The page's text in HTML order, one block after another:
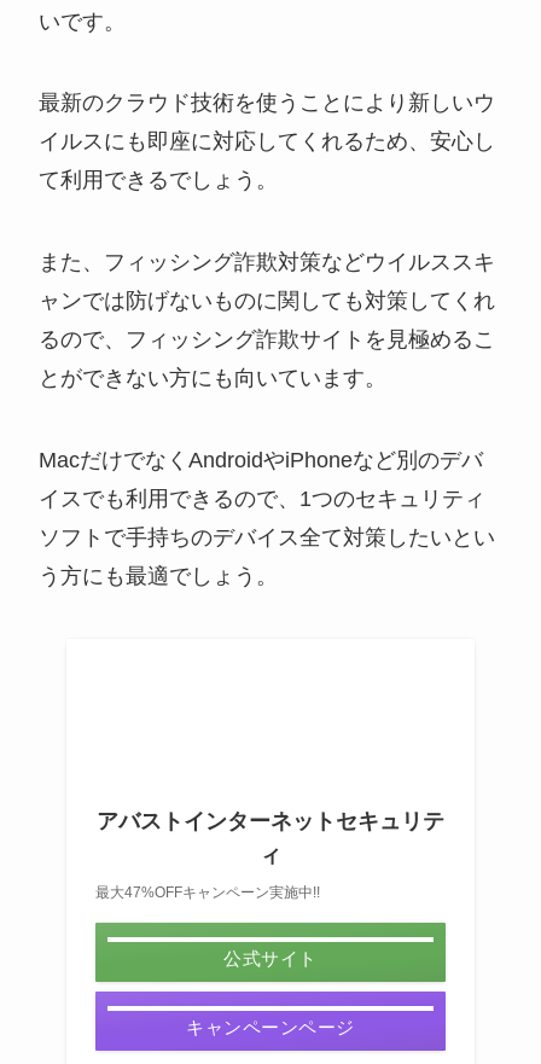
いです。
最新のクラウド技術を使うことにより新しいウ
イルスにも即座に対応してくれるため、安心し
て利用できるでしょう。
また、フィッシング詐欺対策などウイルススキ
ャンでは防げないものに関しても対策してくれ
るので、フィッシング詐欺サイトを見極めるこ
とができない方にも向いています。
MacだけでなくAndroidやiPhoneなど別のデバ
イスでも利用できるので、1つのセキュリティ
ソフトで手持ちのデバイス全て対策したいとい
う方にも最適でしょう。
アバストインターネットセキュリテ
ィ
最大47%OFFキャンペーン実施中!!
公式サイト
キャンペーンページ